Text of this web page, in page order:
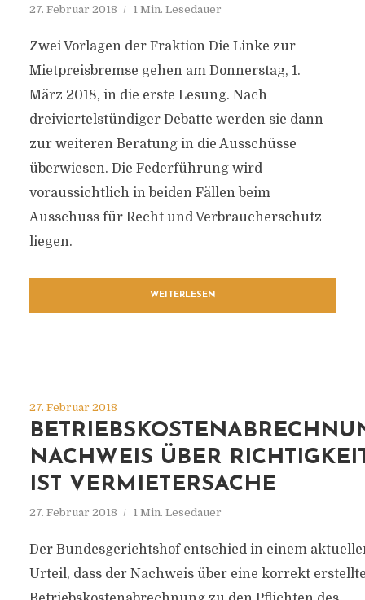
27. Februar 2018 1 Min. Lesedauer
Zwei Vorlagen der Fraktion Die Linke zur
Mietpreisbremse gehen am Donnerstag, 1.
März 2018, in die erste Lesung. Nach
dreiviertelstündiger Debatte werden sie dann
zur weiteren Beratung in die Ausschüsse
überwiesen. Die Federführung wird
voraussichtlich in beiden Fällen beim
Ausschuss für Recht und Verbraucherschutz
liegen.
WEITERLESEN
27. Februar 2018
NACHWEIS ÜBER
IST VERMIETERSACHE
27. Februar 2018 1 Min. Lesedauer
Der Bundesgerichtshof entschied in einem
Urteil, dass der Nachweis über eine korrekt